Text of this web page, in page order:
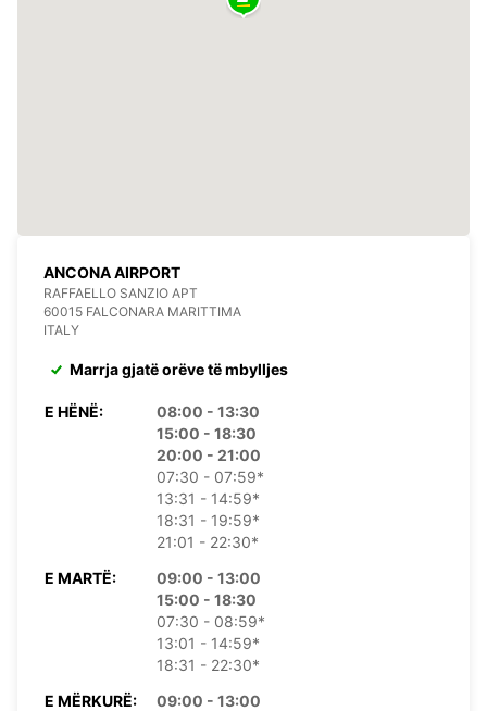
ANCONA AIRPORT
RAFFAELLO SANZIO APT
60015 FALCONARA MARITTIMA
ITALY
Marrja gjatë orëve të mbylljes
E HËNË:
08:00 - 13:30
15:00 - 18:30
20:00 - 21:00
07:30 - 07:59*
13:31 - 14:59*
18:31 - 19:59*
21:01 - 22:30*
E MARTË:
09:00 - 13:00
15:00 - 18:30
07:30 - 08:59*
13:01 - 14:59*
18:31 - 22:30*
E MËRKURË:
09:00 - 13:00